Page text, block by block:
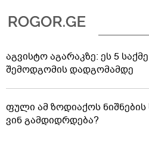
აგვისტო აგარაკზე: ეს 5
შემოდგომის დადგომამდე
ფული ამ ზოდიაქოს
ვინ გამდიდრდება?